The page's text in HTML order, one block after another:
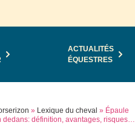
ACTUALITÉS
ÉQUESTRES
» Lexique du cheval » Épaule
dedans: définition, avantages, risques…